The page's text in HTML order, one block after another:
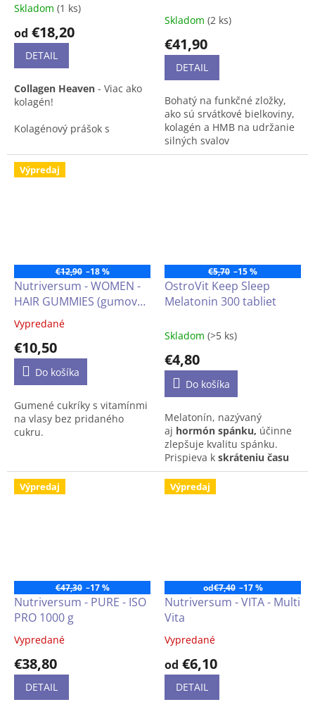
Priemerné
produktu
4,3
5
hviezdičiek.
Skladom (1 ks)
od €18,20
DETAIL
Collagen Heaven - Viac ako
kolagén!
Kolagénový prášok s
látok, pridanou kyselinou
hyalurónovou, vitamínom C
a ďalšími užitočnými
proteínový doplnok s
kolagénom, ktorý spĺňa
požiadavky na vyšší
príjem bielkovín, najmä u
seniorov, bez laktózy bez
gluténu
Skladom (2 ks)
€41,90
DETAIL
Bohatý na funkčné zložky,
ako sú srvátkové bielkoviny,
kolagén a HMB na udržanie
silných svalov
Výpredaj
€12,90 –18 %
Nutriversum - WOMEN -
HAIR GUMMIES (gumové
cukríky na vlasy) bez
cukru, 60 ks
Priemerné
produktu
4,1
5
hviezdičiek.
Vypredané
€10,50
Do košíka
Gumené cukríky s vitamínmi
na vlasy bez pridaného
cukru.
€5,70 –15 %
OstroVit Keep Sleep
Melatonin 300 tabliet
Skladom (>5 ks)
€4,80
Do košíka
Melatonín, nazývaný
aj hormón spánku, účinne
zlepšuje kvalitu spánku.
Prispieva k skráteniu času
potrebného na zaspávanie,
a zároveň
únavypo dlhej ceste
Výpredaj
€47,30 –17 %
Nutriversum - PURE - ISO
PRO 1000 g
Priemerné
produktu
4,4
Vypredané
€38,80
DETAIL
Výpredaj
od€7,40 –17 %
Nutriversum - VITA - Multi
Vita
Priemerné
produktu
4,5
Vypredané
od €6,10
DETAIL